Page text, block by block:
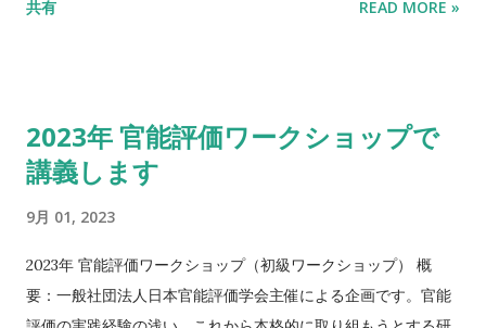
の年額本俸は、年額本俸の月支給額に雇用期間の月数を乗じた
する法律に規定する日、年末年始12月28日から1月5日まで、創
立記念日（5月19日）、その他の臨時休業日 時間外勤務、その
他説明 : 専門業務型裁量労働制を適用します*。 上記に示した就
業日や勤務時間等を基本とし、専門研究員の裁量で決定するこ
とができます。ただし、研究会実施等の休日の業務が発生した
場合には出勤する必要があります（代休を取ることができま
す）。深夜勤務および休日出勤は原則認めません。 *「専門業
Clinical Interventions in Aging (IF=3.8) 掲載年: 2023 巻号
person reduces food consumption among young adults.
However, it remains unknown whether this paradigm could
older adults with dementia by exposing them to the image
of a higher-weight person to mitigate weight loss and
malnutrition. The present study explored whether weight-
related visual cues affect the amount of food consumed by
共有 READ MORE »
2023年 官能評価ワークショップで
講義します
9月 01, 2023
2023年 官能評価ワークショップ（初級ワークショップ） 概
要：一般社団法人日本官能評価学会主催による企画です。官能